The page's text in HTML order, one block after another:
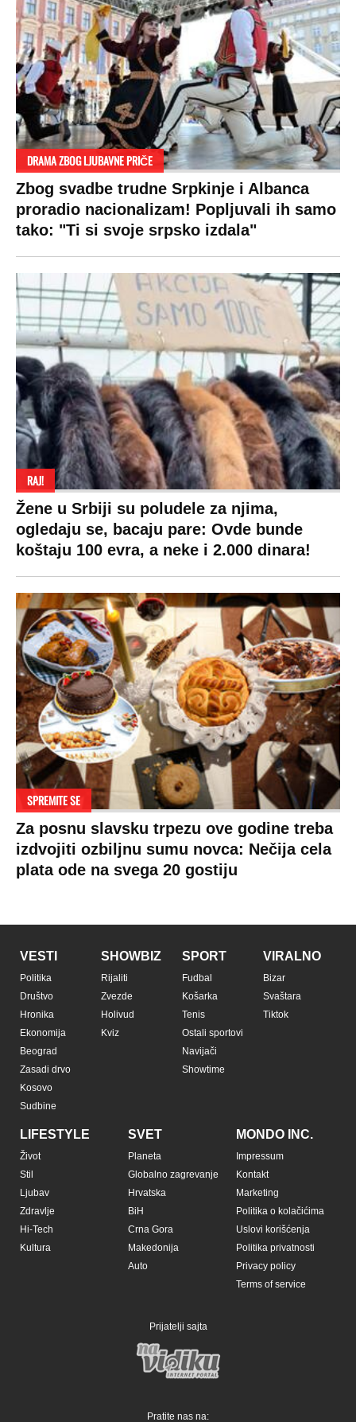
RAJ!
Žene u Srbiji su poludele za njima,
ogledaju se, bacaju pare: Ovde bunde
koštaju 100 evra, a neke i 2.000 dinara!
SPREMITE SE
Za posnu slavsku trpezu ove godine treba
izdvojiti ozbiljnu sumu novca: Nečija cela
plata ode na svega 20 gostiju
VESTI
Društvo
Hronika
Ekonomija
Beograd
Zasadi drvo
Kosovo
Sudbine
SHOWBIZ
Zvezde
Holivud
Kviz
SPORT
Košarka
Ostali sportovi
Navijači
Showtime
VIRALNO
Svaštara
Tiktok
LIFESTYLE
Život
Stil
Ljubav
Zdravlje
Hi-Tech
Kultura
SVET
Planeta
Globalno zagrevanje
Hrvatska
BiH
Crna Gora
Makedonija
Auto
MONDO INC.
Impressum
Kontakt
Marketing
Politika o kolačićima
Uslovi korišćenja
Politika privatnosti
Privacy policy
Terms of service
Pratite nas na:
Copyright © Espreso.co.rs 2026. Sva prava zadržana. Mondo inc.